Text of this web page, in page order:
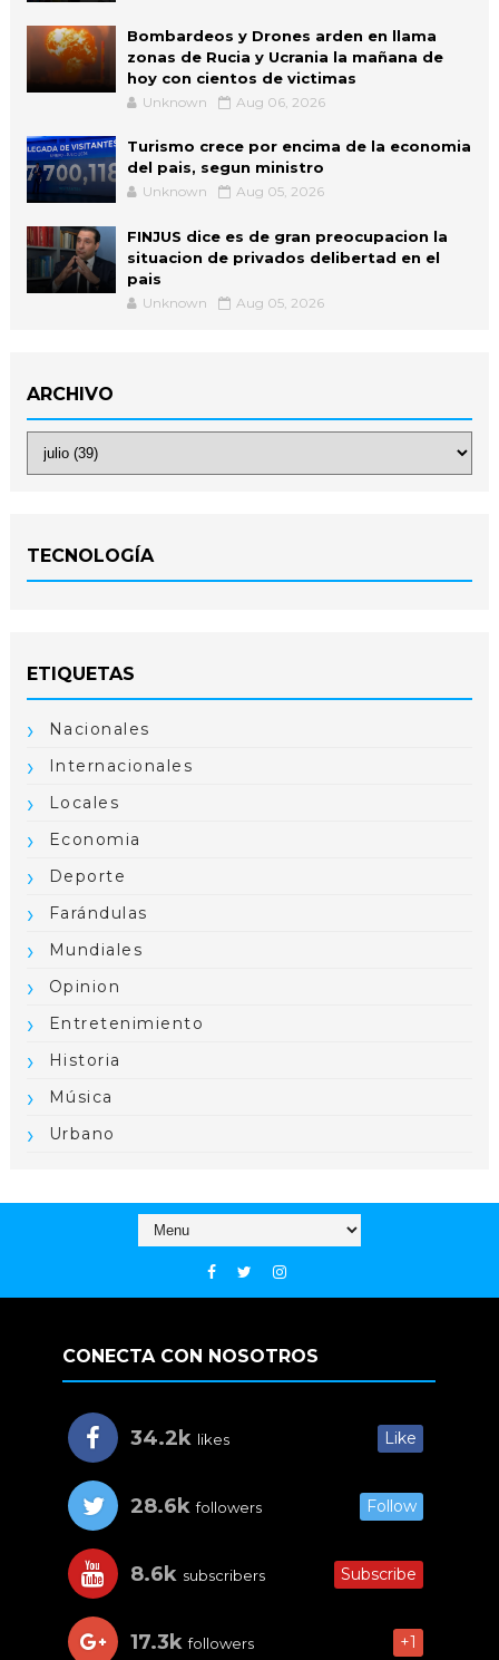
Bombardeos y Drones arden en llama
zonas de Rucia y Ucrania la mañana de
hoy con cientos de victimas
Unknown Aug 06, 2026
Turismo crece por encima de la economia
del pais, segun ministro
Unknown Aug 05, 2026
FINJUS dice es de gran preocupacion la
situacion de privados delibertad en el
pais
Unknown Aug 05, 2026
ARCHIVO
TECNOLOGÍA
ETIQUETAS
Nacionales
Internacionales
Locales
Economia
Deporte
Farándulas
Mundiales
Opinion
Entretenimiento
Historia
Música
Urbano
CONECTA CON NOSOTROS
34.2k likes Like
28.6k followers Follow
8.6k subscribers Subscribe
17.3k followers +1